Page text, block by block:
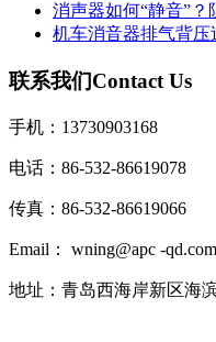
消声器如何“静音”
机车消音器排气背
联系我们Contact Us
手机：13730903168
电话：86-532-86619078
传真：86-532-86619066
Email： wning@apc -qd.com
地址：青岛西海岸新区海